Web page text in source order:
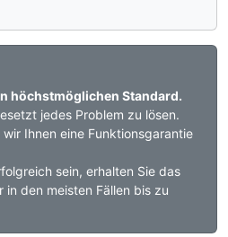
höchstmöglichen Standard.
jedes Problem zu lösen.
Ihnen eine Funktionsgarantie
sein, erhalten Sie das
in den meisten Fällen bis zu